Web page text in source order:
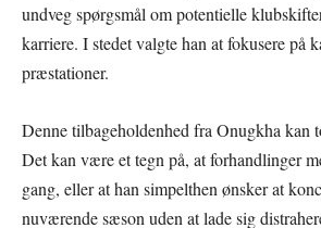
undveg spørgsmål om potentielle
karriere. I stedet valgte han at fokusere på
præstationer.
Denne tilbageholdenhed fra Onugkha kan
Det kan være et tegn på, at forhandlinger
gang, eller at han simpelthen ønsker at
nuværende sæson uden at lade sig